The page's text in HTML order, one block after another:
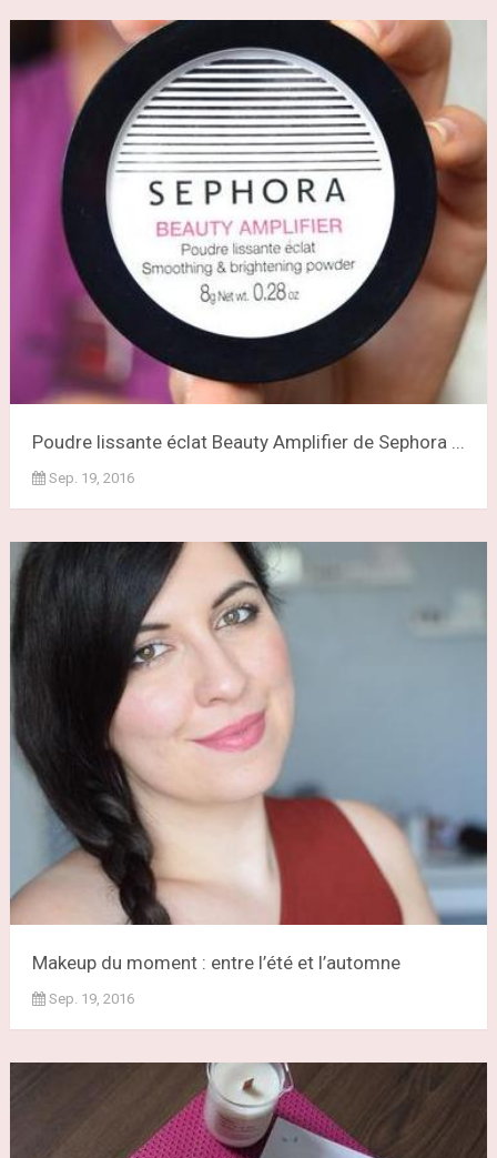
Poudre lissante éclat Beauty Amplifier de Sephora ...
Sep. 19, 2016
Makeup du moment : entre l’été et l’automne
Sep. 19, 2016